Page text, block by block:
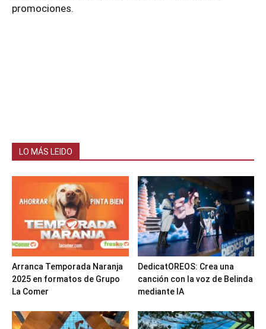
promociones.
LO MÁS LEIDO
Arranca Temporada Naranja
2025 en formatos de Grupo
La Comer
DedicatOREOS: Crea una
canción con la voz de Belinda
mediante IA